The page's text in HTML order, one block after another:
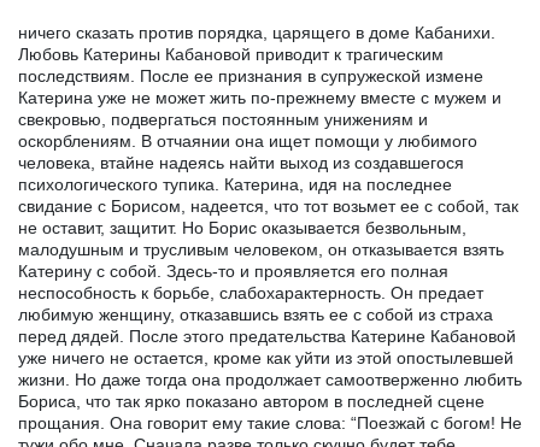
ничего сказать против порядка, царящего в доме Кабанихи.
Любовь Катерины Кабановой приводит к трагическим
последствиям. После ее признания в супружеской измене
Катерина уже не может жить по-прежнему вместе с мужем и
свекровью, подвергаться постоянным унижениям и
оскорблениям. В отчаянии она ищет помощи у любимого
человека, втайне надеясь найти выход из создавшегося
психологического тупика. Катерина, идя на последнее
свидание с Борисом, надеется, что тот возьмет ее с собой, так
не оставит, защитит. Но Борис оказывается безвольным,
малодушным и трусливым человеком, он отказывается взять
Катерину с собой. Здесь-то и проявляется его полная
неспособность к борьбе, слабохарактерность. Он предает
любимую женщину, отказавшись взять ее с собой из страха
перед дядей. После этого предательства Катерине Кабановой
уже ничего не остается, кроме как уйти из этой опостылевшей
жизни. Но даже тогда она продолжает самоотверженно любить
Бориса, что так ярко показано автором в последней сцене
прощания. Она говорит ему такие слова: “Поезжай с богом! Не